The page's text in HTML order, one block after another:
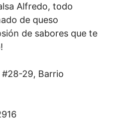
Alfredo, todo
de queso
de sabores que te
#28-29, Barrio